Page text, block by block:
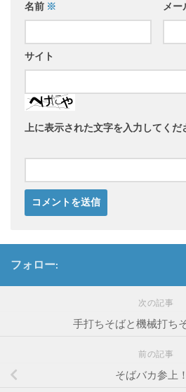
名前 ※ メー
サイト
上に表示された文字を入力してくだ
フォロー:
次の記事
手打ちそばと機械打ち
前の記事
そばバカ参上